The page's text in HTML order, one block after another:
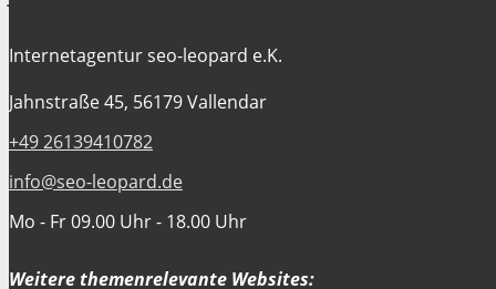
Internetagentur seo-leopard e.K.
Jahnstraße 45, 56179 Vallendar
+49 26139410782
info@seo-leopard.de
Mo - Fr 09.00 Uhr - 18.00 Uhr
Weitere themenrelevante Websites: